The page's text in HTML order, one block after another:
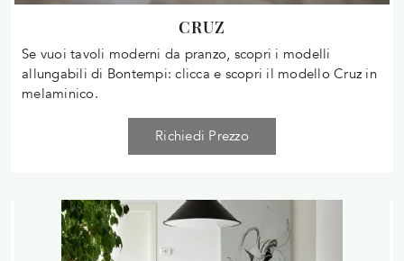
CRUZ
Se vuoi tavoli moderni da pranzo, scopri i modelli
allungabili di Bontempi: clicca e scopri il modello Cruz in
melaminico.
Richiedi Prezzo